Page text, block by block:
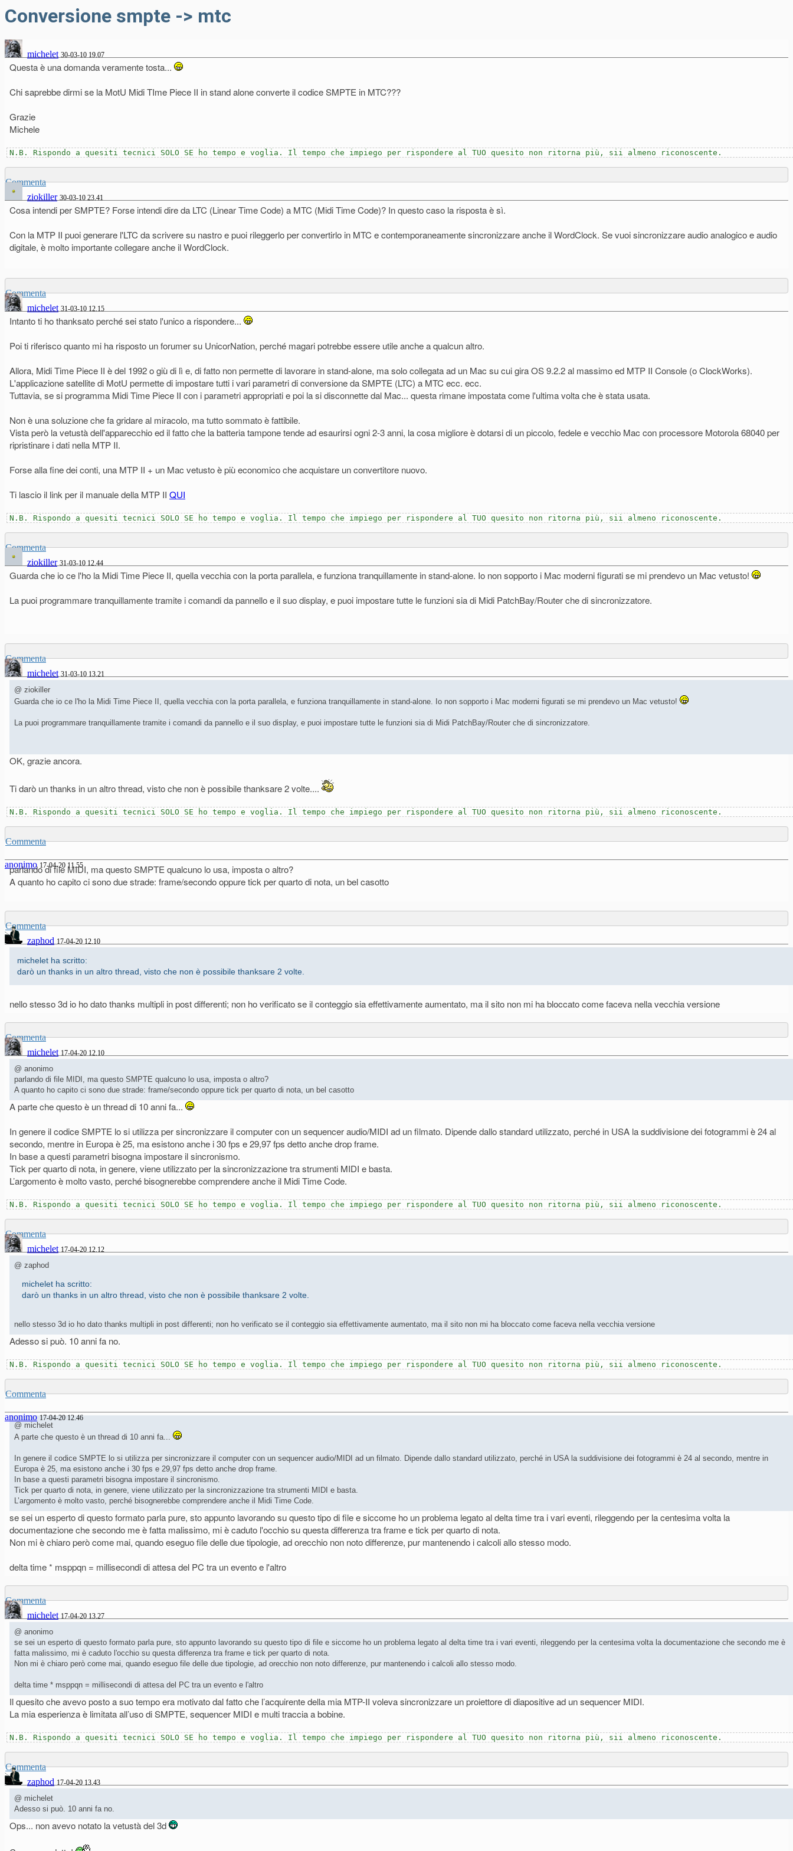
Conversione smpte -> mtc
michelet 30-03-10 19.07
Questa è una domanda veramente tosta...
Chi saprebbe dirmi se la MotU Midi TIme Piece II in stand alone converte il codice SMPTE in MTC???
Grazie
Michele
N.B. Rispondo a quesiti tecnici SOLO SE ho tempo e voglia. Il tempo che impiego per rispondere al TUO quesito non ritorna più, sii almeno riconoscente.
Commenta
ziokiller 30-03-10 23.41
Cosa intendi per SMPTE? Forse intendi dire da LTC (Linear Time Code) a MTC (Midi Time Code)? In questo caso la risposta è sì.
Con la MTP II puoi generare l'LTC da scrivere su nastro e puoi rileggerlo per convertirlo in MTC e contemporaneamente sincronizzare anche il WordClock. Se vuoi sincronizzare audio analogico e audio
digitale, è molto importante collegare anche il WordClock.
Commenta
michelet 31-03-10 12.15
Intanto ti ho thanksato perché sei stato l'unico a rispondere...
Poi ti riferisco quanto mi ha risposto un forumer su UnicorNation, perché magari potrebbe essere utile anche a qualcun altro.
Allora, Midi Time Piece II è del 1992 o giù di lì e, di fatto non permette di lavorare in stand-alone, ma solo collegata ad un Mac su cui gira OS 9.2.2 al massimo ed MTP II Console (o ClockWorks).
L'applicazione satellite di MotU permette di impostare tutti i vari parametri di conversione da SMPTE (LTC) a MTC ecc. ecc.
Tuttavia, se si programma Midi Time Piece II con i parametri appropriati e poi la si disconnette dal Mac... questa rimane impostata come l'ultima volta che è stata usata.
Non è una soluzione che fa gridare al miracolo, ma tutto sommato è fattibile.
Vista però la vetustà dell'apparecchio ed il fatto che la batteria tampone tende ad esaurirsi ogni 2-3 anni, la cosa migliore è dotarsi di un piccolo, fedele e vecchio Mac con processore Motorola 68040 per
ripristinare i dati nella MTP II.
Forse alla fine dei conti, una MTP II + un Mac vetusto è più economico che acquistare un convertitore nuovo.
Ti lascio il link per il manuale della MTP II QUI
N.B. Rispondo a quesiti tecnici SOLO SE ho tempo e voglia. Il tempo che impiego per rispondere al TUO quesito non ritorna più, sii almeno riconoscente.
Commenta
ziokiller 31-03-10 12.44
Guarda che io ce l'ho la Midi Time Piece II, quella vecchia con la porta parallela, e funziona tranquillamente in stand-alone. Io non sopporto i Mac moderni figurati se mi prendevo un Mac vetusto!
La puoi programmare tranquillamente tramite i comandi da pannello e il suo display, e puoi impostare tutte le funzioni sia di Midi PatchBay/Router che di sincronizzatore.
Commenta
michelet 31-03-10 13.21
@ ziokiller
Guarda che io ce l'ho la Midi Time Piece II, quella vecchia con la porta parallela, e funziona tranquillamente in stand-alone. Io non sopporto i Mac moderni figurati se mi prendevo un Mac vetusto!
La puoi programmare tranquillamente tramite i comandi da pannello e il suo display, e puoi impostare tutte le funzioni sia di Midi PatchBay/Router che di sincronizzatore.
OK, grazie ancora.
Ti darò un thanks in un altro thread, visto che non è possibile thanksare 2 volte....
N.B. Rispondo a quesiti tecnici SOLO SE ho tempo e voglia. Il tempo che impiego per rispondere al TUO quesito non ritorna più, sii almeno riconoscente.
Commenta
anonimo 17-04-20 11.55
parlando di file MIDI, ma questo SMPTE qualcuno lo usa, imposta o altro?
A quanto ho capito ci sono due strade: frame/secondo oppure tick per quarto di nota, un bel casotto
Commenta
zaphod 17-04-20 12.10
michelet ha scritto:
darò un thanks in un altro thread, visto che non è possibile thanksare 2 volte.
nello stesso 3d io ho dato thanks multipli in post differenti; non ho verificato se il conteggio sia effettivamente aumentato, ma il sito non mi ha bloccato come faceva nella vecchia versione
Commenta
michelet 17-04-20 12.10
@ anonimo
parlando di file MIDI, ma questo SMPTE qualcuno lo usa, imposta o altro?
A quanto ho capito ci sono due strade: frame/secondo oppure tick per quarto di nota, un bel casotto
A parte che questo è un thread di 10 anni fa...
In genere il codice SMPTE lo si utilizza per sincronizzare il computer con un sequencer audio/MIDI ad un filmato. Dipende dallo standard utilizzato, perché in USA la suddivisione dei fotogrammi è 24 al
secondo, mentre in Europa è 25, ma esistono anche i 30 fps e 29,97 fps detto anche drop frame.
In base a questi parametri bisogna impostare il sincronismo.
Tick per quarto di nota, in genere, viene utilizzato per la sincronizzazione tra strumenti MIDI e basta.
L’argomento è molto vasto, perché bisognerebbe comprendere anche il Midi Time Code.
N.B. Rispondo a quesiti tecnici SOLO SE ho tempo e voglia. Il tempo che impiego per rispondere al TUO quesito non ritorna più, sii almeno riconoscente.
Commenta
michelet 17-04-20 12.12
@ zaphod
michelet ha scritto:
darò un thanks in un altro thread, visto che non è possibile thanksare 2 volte.
nello stesso 3d io ho dato thanks multipli in post differenti; non ho verificato se il conteggio sia effettivamente aumentato, ma il sito non mi ha bloccato come faceva nella vecchia versione
Adesso si può. 10 anni fa no.
N.B. Rispondo a quesiti tecnici SOLO SE ho tempo e voglia. Il tempo che impiego per rispondere al TUO quesito non ritorna più, sii almeno riconoscente.
Commenta
anonimo 17-04-20 12.46
@ michelet
A parte che questo è un thread di 10 anni fa...
In genere il codice SMPTE lo si utilizza per sincronizzare il computer con un sequencer audio/MIDI ad un filmato. Dipende dallo standard utilizzato, perché in USA la suddivisione dei fotogrammi è 24 al secondo, mentre in
Europa è 25, ma esistono anche i 30 fps e 29,97 fps detto anche drop frame.
In base a questi parametri bisogna impostare il sincronismo.
Tick per quarto di nota, in genere, viene utilizzato per la sincronizzazione tra strumenti MIDI e basta.
L’argomento è molto vasto, perché bisognerebbe comprendere anche il Midi Time Code.
se sei un esperto di questo formato parla pure, sto appunto lavorando su questo tipo di file e siccome ho un problema legato al delta time tra i vari eventi, rileggendo per la centesima volta la
documentazione che secondo me è fatta malissimo, mi è caduto l'occhio su questa differenza tra frame e tick per quarto di nota.
Non mi è chiaro però come mai, quando eseguo file delle due tipologie, ad orecchio non noto differenze, pur mantenendo i calcoli allo stesso modo.
delta time * msppqn = millisecondi di attesa del PC tra un evento e l'altro
Commenta
michelet 17-04-20 13.27
@ anonimo
se sei un esperto di questo formato parla pure, sto appunto lavorando su questo tipo di file e siccome ho un problema legato al delta time tra i vari eventi, rileggendo per la centesima volta la documentazione che secondo me è
fatta malissimo, mi è caduto l'occhio su questa differenza tra frame e tick per quarto di nota.
Non mi è chiaro però come mai, quando eseguo file delle due tipologie, ad orecchio non noto differenze, pur mantenendo i calcoli allo stesso modo.
delta time * msppqn = millisecondi di attesa del PC tra un evento e l'altro
Il quesito che avevo posto a suo tempo era motivato dal fatto che l’acquirente della mia MTP-II voleva sincronizzare un proiettore di diapositive ad un sequencer MIDI.
La mia esperienza è limitata all’uso di SMPTE, sequencer MIDI e multi traccia a bobine.
N.B. Rispondo a quesiti tecnici SOLO SE ho tempo e voglia. Il tempo che impiego per rispondere al TUO quesito non ritorna più, sii almeno riconoscente.
Commenta
zaphod 17-04-20 13.43
@ michelet
Adesso si può. 10 anni fa no.
Ops... non avevo notato la vetustà del 3d